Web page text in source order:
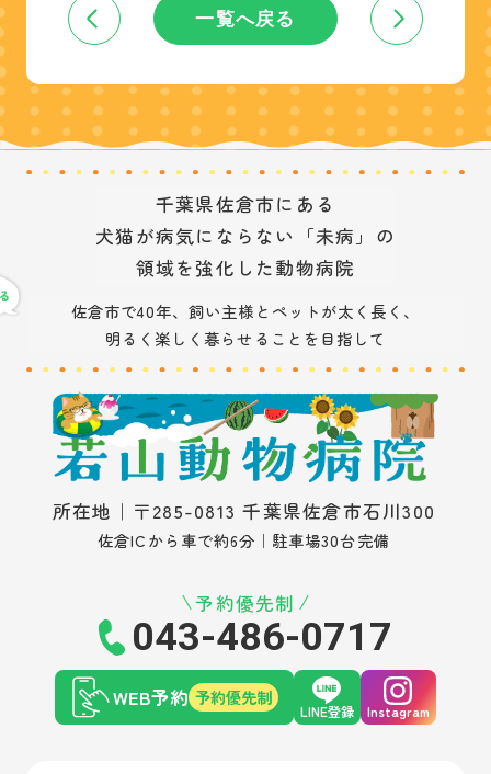
一覧へ戻る
千葉県佐倉市にある
犬猫が病気にならない「未病」の
領域を強化した動物病院
佐倉市で40年、飼い主様とペットが太く長く、
明るく楽しく暮らせることを目指して
所在地｜〒285-0813 千葉県佐倉市石川300
佐倉ICから車で約6分｜駐車場30台完備
予約優先制
043-486-0717
WEB予約 予約優先制
LINE登録 Instagram